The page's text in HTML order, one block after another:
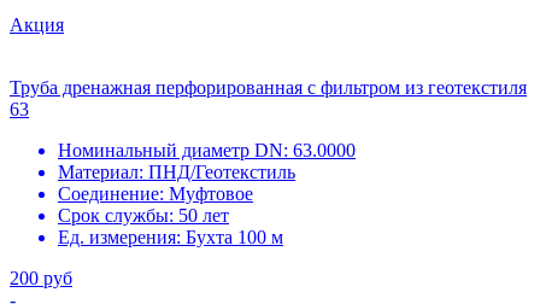
Акция
Труба дренажная перфорированная с фильтром из геотекстиля
63
Номинальный диаметр DN: 63.0000
Материал: ПНД/Геотекстиль
Соединение: Муфтовое
Срок службы: 50 лет
Ед. измерения: Бухта 100 м
200 руб